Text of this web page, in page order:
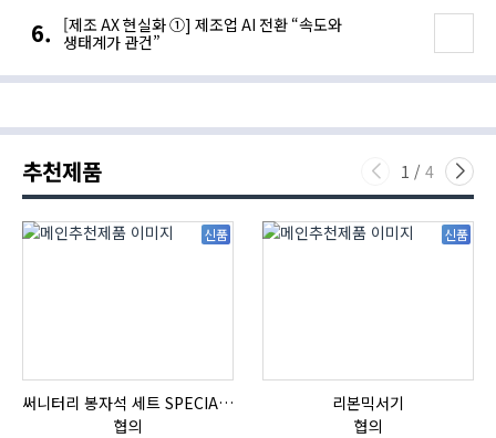
[제조 AX 현실화 ①] 제조업 AI 전환 “속도와
생태계가 관건”
추천제품 1 / 4
신품
써니터리 봉자석 세트 SPECIAL , 봉자석 , 자석봉 , 호퍼용자석 , 전자석
협의
신품
리본믹서기
협의